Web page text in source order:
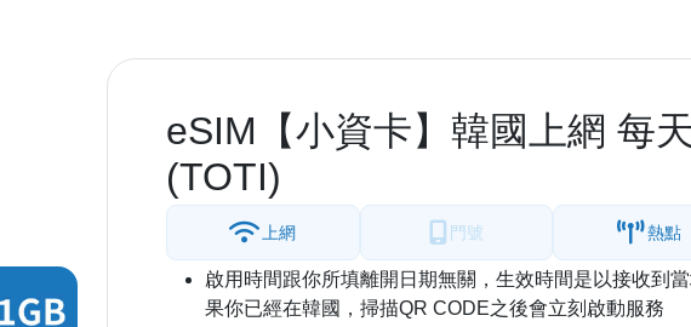
eSIM【小資卡】韓國上網 每
(TOTI)
上網 門號 熱點
啟用時間跟你所填離開日期無關，生效時間是以接收到
果你已經在韓國，掃描QR CODE之後會立刻啟動服務